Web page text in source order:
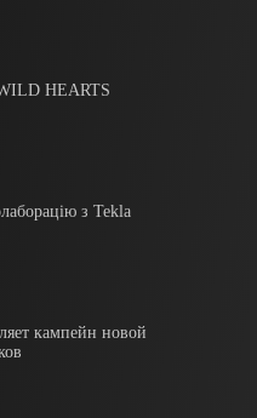
HEARTS
з Tekla
кампейн новой